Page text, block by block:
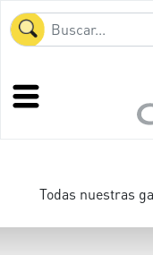
Todas nuestras